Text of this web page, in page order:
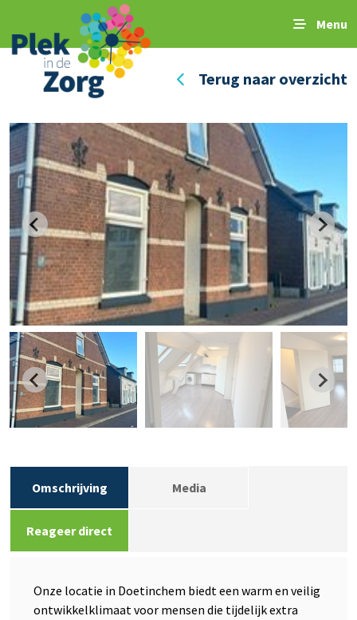
Menu
Terug naar overzicht
Omschrijving Media
Reageer direct
Onze locatie in Doetinchem biedt een warm en veilig
ontwikkelklimaat voor mensen die tijdelijk extra